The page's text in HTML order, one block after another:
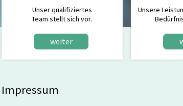
Unser qualifiziertes
Team stellt sich vor.
weiter
Unsere
Impressum